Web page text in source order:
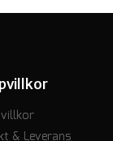
& Leverans